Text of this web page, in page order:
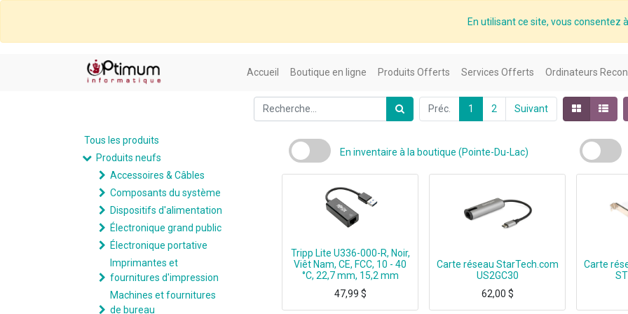
En utilisant ce site, vous consentez
Accueil Boutique en ligne Produits Offerts Services Offerts Ordinateurs
Préc. 1 2 Suivant
Tous les produits
Produits neufs
Accessoires & Câbles
Composants du système
Dispositifs d'alimentation
Électronique grand public
Électronique portative
Imprimantes et
fournitures d'impression
Machines et fournitures
de bureau
En inventaire à la boutique (Pointe-Du-Lac)
Tripp Lite U336-000-R, Noir,
Viêt Nam, CE, FCC, 10 - 40
°C, 22,7 mm, 15,2 mm
47,99 $
Carte réseau StarTech.com
US2GC30
62,00 $
Carte